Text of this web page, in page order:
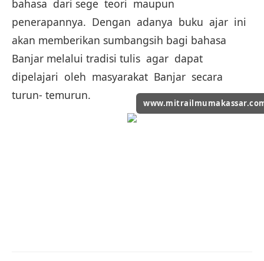
bahasa dari sege teori maupun
penerapannya. Dengan adanya buku ajar ini
akan memberikan sumbangsih bagi bahasa
Banjar melalui tradisi tulis agar dapat
dipelajari oleh masyarakat Banjar secara
turun- temurun.